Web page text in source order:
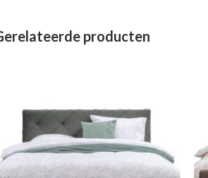
producten